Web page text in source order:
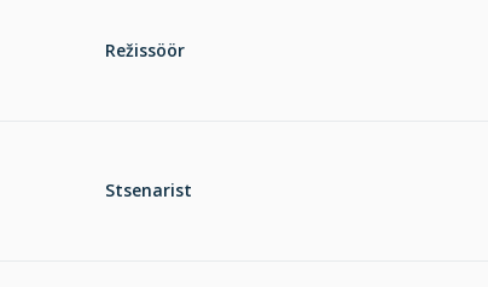
Režissöör
Stsenarist